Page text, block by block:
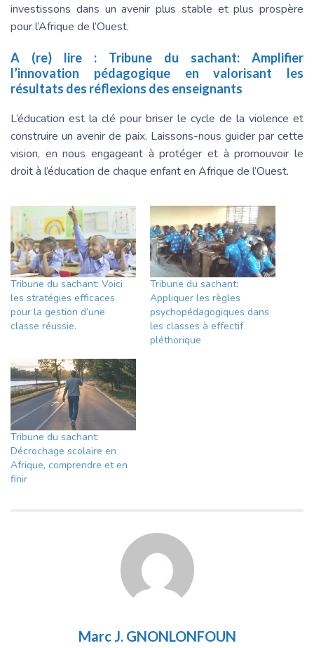
investissons dans un avenir plus stable et plus prospère
pour l’Afrique de l’Ouest.
A (re) lire : Tribune du sachant: Amplifier
l’innovation pédagogique en valorisant les
résultats des réflexions des enseignants
L’éducation est la clé pour briser le cycle de la violence et
construire un avenir de paix. Laissons-nous guider par cette
vision, en nous engageant à protéger et à promouvoir le
droit à l’éducation de chaque enfant en Afrique de l’Ouest.
Tribune du sachant: Voici
les stratégies efficaces
pour la gestion d’une
classe réussie.
Tribune du sachant:
Appliquer les règles
psychopédagogiques dans
les classes à effectif
pléthorique
Tribune du sachant:
Décrochage scolaire en
Afrique, comprendre et en
finir
Marc J. GNONLONFOUN